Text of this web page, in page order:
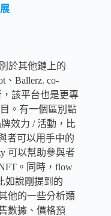
於其他鏈上的
、Ballerz. co-
，該平台也是更專
。有一個區別點
效力 / 活動，比
者可以用手中的
可以幫助參與者
。同時，flow
如說剛提到的
他的一些分析類
數據、價格預